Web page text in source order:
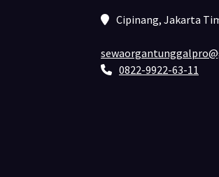
Cipinang, Jakarta
0822-9922-63-11